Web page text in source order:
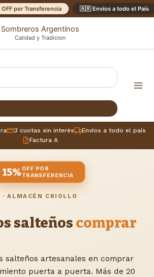
por Transferencia 🇦🇷 Envíos a todo el País
Sombreros Argentinos
Calidad y Tradicion
3 cuotas sin interés
Envíos a todo el país
Factura A
15%OFF POR
TRANSFERENCIA
ALMACÉN CRIOLLO
salteños comprar
salteños artesanales en comprar
puerta a puerta. Más de 20